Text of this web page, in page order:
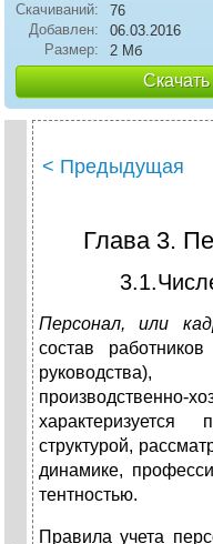
Скачиваний:
76
Добавлен:
06.03.2016
Размер:
2 Мб
Скачать
< Предыдущая
Глава 3.
Персонал, или
состав
руководства),
характеризуется
структурой,
динамике,
тентностью.
Правила учета